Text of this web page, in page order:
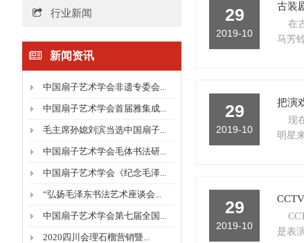
行业新闻
新闻资讯
中国扇子艺术学会非遗专委会...
中国扇子艺术学会首届雅集成...
毛主席孙媳刘滨当选中国扇子...
中国扇子艺术学会毛体书法研...
中国扇子艺术学会《纪念毛泽...
“弘扬毛泽东书法艺术座谈会...
中国扇子艺术学会第七届全国...
2020四川会理石榴营销暨...
29
2019-10
古装
在
马芳
29
2019-10
把演
现
明星
29
2019-10
是表